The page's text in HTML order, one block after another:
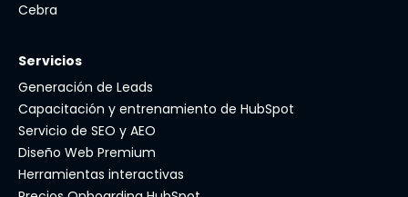
Cebra
Servicios
Generación de Leads
Capacitación y entrenamiento de HubSpot
Servicio de SEO y AEO
Diseño Web Premium
Herramientas interactivas